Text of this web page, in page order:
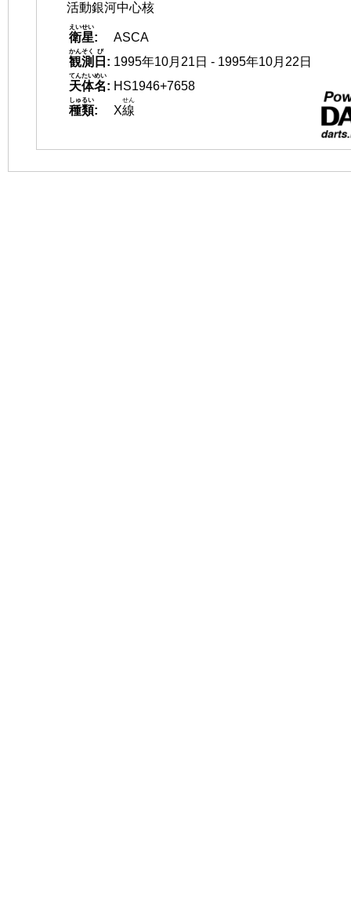
活動銀河中心核
衛星
えいせい
:
ASCA
観測
かんそく
日
び
: 1995年10月21日 - 1995年10月22日
天体名
てんたいめい
: HS1946+7658
種類
しゅるい
: X線
せん